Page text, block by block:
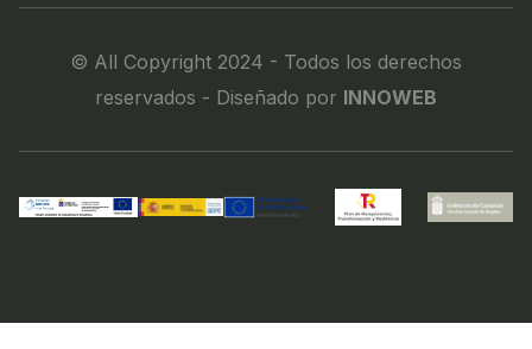
© All Copyright 2024 - Todos los derechos
reservados - Diseñado por INNOWEB